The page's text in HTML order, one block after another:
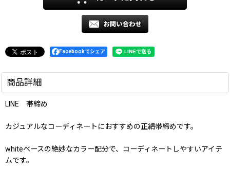
Facebookでシェア
商品詳細
LINE 帯締め
カジュアルなコーディネートにおすすめの正絹帯締めです。
whiteベースの絶妙なカラー配分で、コーディネートしやすいアイテ
ムです。